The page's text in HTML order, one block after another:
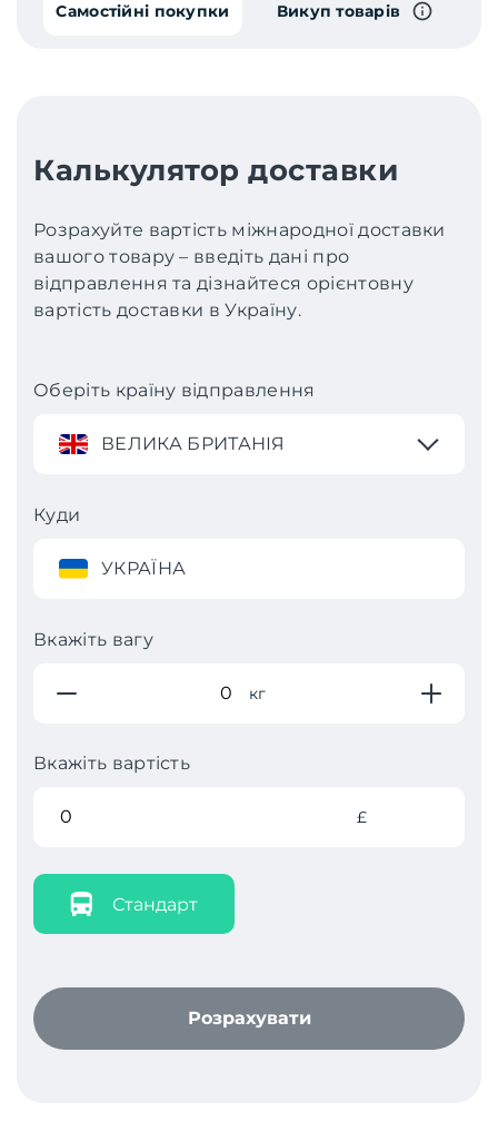
Самостійні покупки Викуп товарів
Калькулятор доставки
Розрахуйте вартість міжнародної доставки
вашого товару – введіть дані про
відправлення та дізнайтеся орієнтовну
вартість доставки в Україну.
Оберіть країну відправлення
ВЕЛИКА БРИТАНІЯ
Куди
УКРАЇНА
Вкажіть вагу
кг
Вкажіть вартість
£
Стандарт
Розрахувати